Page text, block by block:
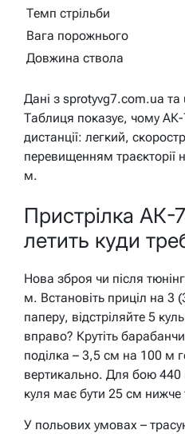
Темп стрільби
Вага порожнього
Довжина ствола
Дані з sprotyvg7.com.ua
Таблиця показує, чому АК-
дистанції: легкий,
перевищенням траєкторії
м.
Пристрілка АК-
летить куди
Нова зброя чи після
м. Встановіть приціл на 3
паперу, відстріляйте 5
вправо? Крутіть
поділка – 3,5 см на 100 м
вертикально. Для бою 440
куля має бути 25 см
У польових умовах –